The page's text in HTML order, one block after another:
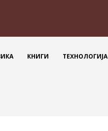
КНИГИ ТЕХНОЛОГИЈА